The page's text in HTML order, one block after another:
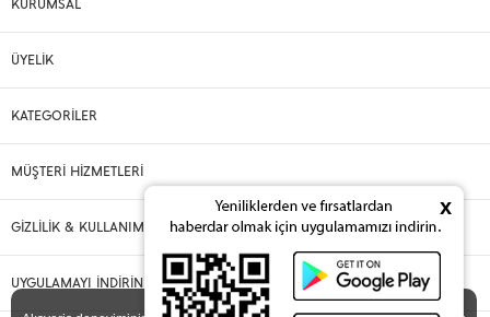
KURUMSAL
ÜYELİK
KATEGORİLER
MÜŞTERİ HİZMETLERİ
GİZLİLİK & KULLANIM
UYGULAMAYI İNDİRİN
x